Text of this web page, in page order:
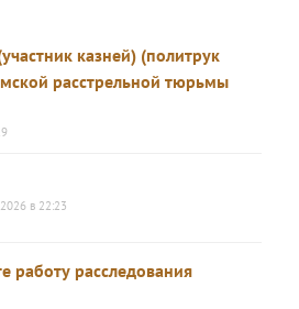
казней) (политрук
расстрельной тюрьмы
2026 в 22:23
работу расследования